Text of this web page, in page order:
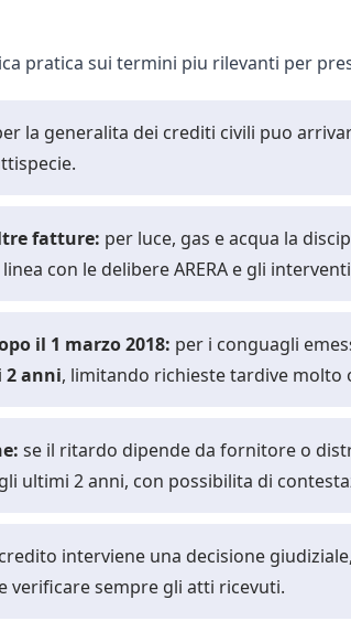
pratica sui termini piu rilevanti per
la generalita dei crediti civili puo
fatture: per luce, gas e acqua la
linea con le delibere ARERA e gli
il 1 marzo 2018: per i conguagli
2 anni, limitando richieste tardive molto
se il ritardo dipende da fornitore o
ultimi 2 anni, con possibilita di
interviene una decisione
verificare sempre gli atti ricevuti.